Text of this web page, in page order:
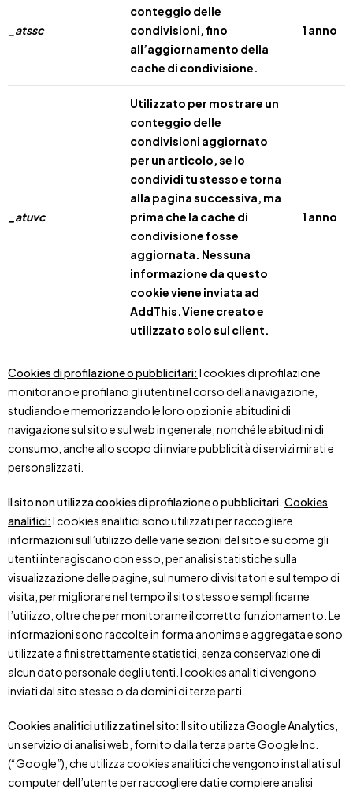
_atssc
conteggio delle
condivisioni, fino
all’aggiornamento della
cache di condivisione.
1 anno
_atuvc
Utilizzato per mostrare un
conteggio delle
condivisioni aggiornato
per un articolo, se lo
condividi tu stesso e torna
alla pagina successiva, ma
prima che la cache di
condivisione fosse
aggiornata. Nessuna
informazione da questo
cookie viene inviata ad
AddThis.Viene creato e
utilizzato solo sul client.
1 anno
Cookies di profilazione o pubblicitari:I cookies di profilazione
monitorano e profilano gli utenti nel corso della navigazione,
studiando e memorizzando le loro opzioni e abitudini di
navigazione sul sito e sul web in generale, nonché le abitudini di
consumo, anche allo scopo di inviare pubblicità di servizi mirati e
personalizzati.
Il sitonon utilizza cookies di profilazione o pubblicitari. Cookies
analitici:I cookies analitici sono utilizzati per raccogliere
informazioni sull’utilizzo delle varie sezioni del sito e su come gli
utenti interagiscano con esso, per analisi statistiche sulla
visualizzazione delle pagine, sul numero di visitatori e sul tempo di
visita, per migliorare nel tempo il sito stesso e semplificarne
l’utilizzo, oltre che per monitorarne il corretto funzionamento. Le
informazioni sono raccolte in forma anonima e aggregata e sono
utilizzate a fini strettamente statistici, senza conservazione di
alcun dato personale degli utenti. I cookies analitici vengono
inviati dal sito stesso o da domini di terze parti.
Cookies analitici utilizzati nel sito:Il sito utilizzaGoogle Analytics
un servizio di analisi web, fornito dalla terza parte Google Inc.
(“Google”), che utilizza cookies analitici che vengono installati sul
computer dell’utente per raccogliere dati e compiere analisi